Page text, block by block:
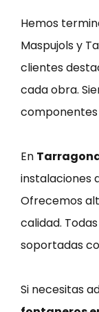
Hemos
Maspujols y
clientes
cada obra.
En
instalaciones
Ofrecemos
calidad.
soportadas
Si necesitas